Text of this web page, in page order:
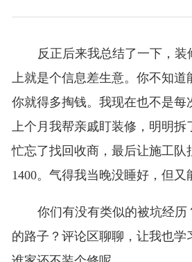
反正后来我总结了一下，
上就是个信息差生意。你不知道
你就得多掏钱。我现在也不是每
上个月我帮亲戚盯装修，明明拆
忙忘了找回收商，最后让施工队
1400。气得我当晚没睡好，但又
你们有没有类似的被坑经历
的路子？评论区聊聊，让我也学